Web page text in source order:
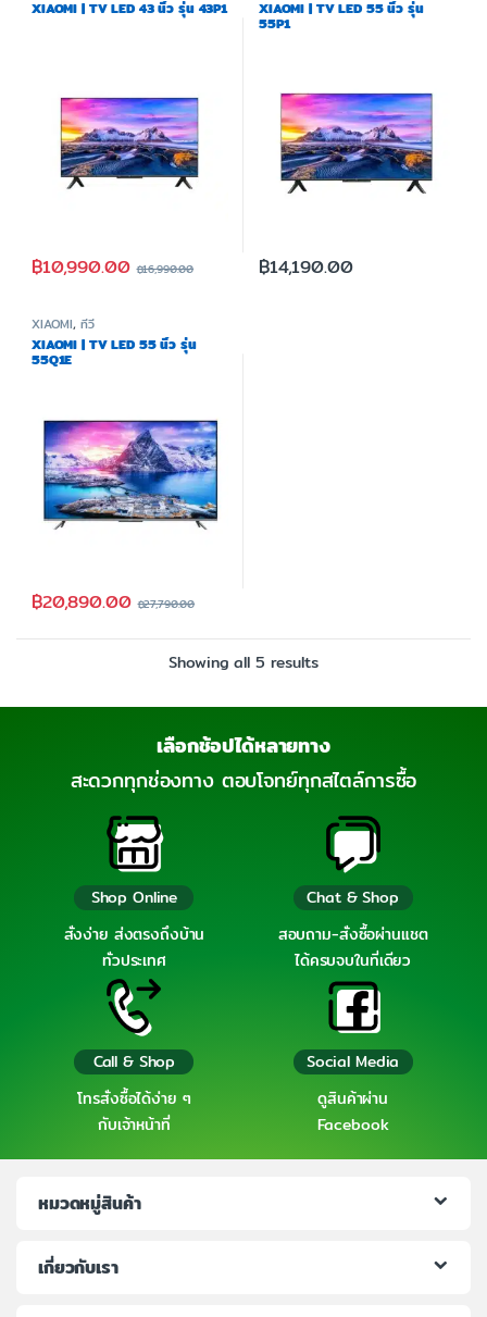
XIAOMI | TV LED 43 นิ้ว รุ่น 43P1
฿10,990.00 ฿16,990.00
XIAOMI | TV LED 55 นิ้ว รุ่น
55P1
฿14,190.00
XIAOMI, ทีวี
XIAOMI | TV LED 55 นิ้ว รุ่น
55Q1E
฿20,890.00 ฿27,790.00
Showing all 5 results
เลือกช้อปได้หลายทาง
สะดวกทุกช่องทาง ตอบโจทย์ทุกสไตล์การซื้อ
Shop Online
สั่งง่าย ส่งตรงถึงบ้าน
ทั่วประเทศ
Chat & Shop
สอบถาม-สั่งซื้อผ่านแชต
ได้ครบจบในที่เดียว
Call & Shop
โทรสั่งซื้อได้ง่าย ๆ
กับเจ้าหน้าที่
Social Media
ดูสินค้าผ่าน
Facebook
หมวดหมู่สินค้า
เกี่ยวกับเรา